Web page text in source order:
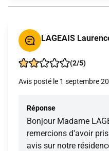
LAGEAIS
(2/5)
Avis posté le 1 septembre
Réponse
Bonjour Madame
remercions d'avoir
avis sur notre